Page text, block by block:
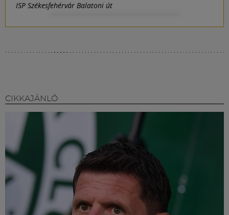
ISP Székesfehérvár Balatoni út
CIKKAJÁNLÓ